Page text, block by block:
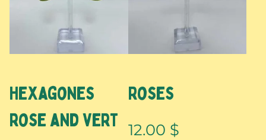
Hexagones
rose and vert
Roses
12.00 $